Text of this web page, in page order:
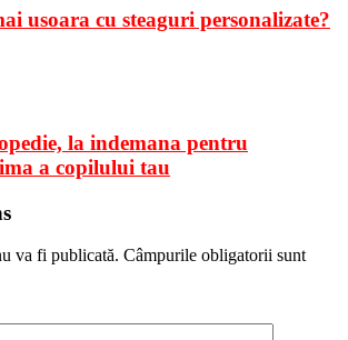
usoara cu steaguri personalizate?
la indemana pentru
a copilului tau
va fi publicată. Câmpurile obligatorii sunt